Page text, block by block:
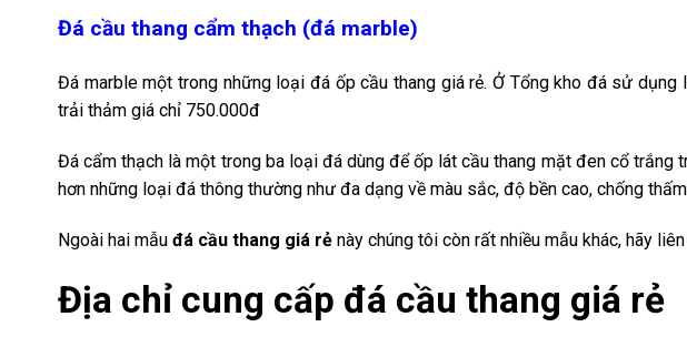
Đá cầu thang cẩm thạch (đá marble)
Đá marble một trong những loại đá ốp cầu thang giá rẻ. Ở Tổng kho đá sử
trải thảm giá chỉ 750.000đ
Đá cẩm thạch là một trong ba loại đá dùng để ốp lát cầu thang mặt đen cổ
hơn những loại đá thông thường như đa dạng về màu sắc, độ bền cao, chống
Ngoài hai mẫu đá cầu thang giá rẻ này chúng tôi còn rất nhiều mẫu khác, hãy
Địa chỉ cung cấp đá cầu thang giá rẻ